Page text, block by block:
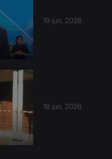
19 jun. 2026
18 jun. 2026